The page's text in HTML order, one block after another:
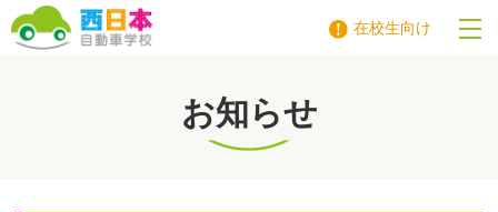
在校生向け
お知らせ